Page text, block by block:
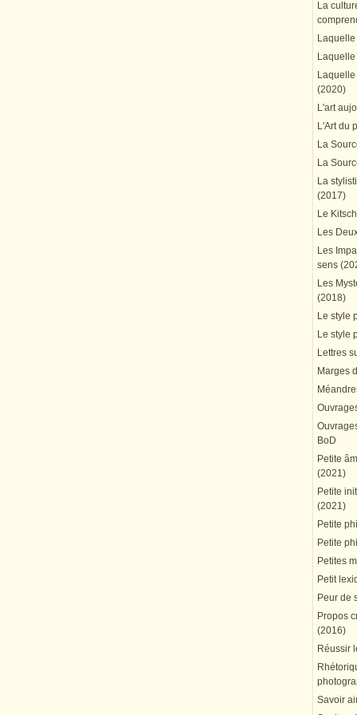
La
(2020)
L'art
L'Art du
La
La
La
(2017)
Le
Les
Les
sens
Les
(2018)
Le style
Le style
Lettres
Marges
BoD
Petite
(2021)
Petite
(2021)
Petite
Petite
Petites
Petit
Peur de
Propos
(2016)
Réussir
Savoir